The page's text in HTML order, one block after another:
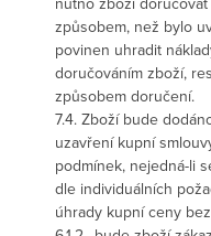
způsobem, než bylo
povinen uhradit
doručováním zboží,
způsobem doručení.
7.4. Zboží bude
uzavření kupní
podmínek, nejedná-li
dle individuálních
úhrady kupní ceny